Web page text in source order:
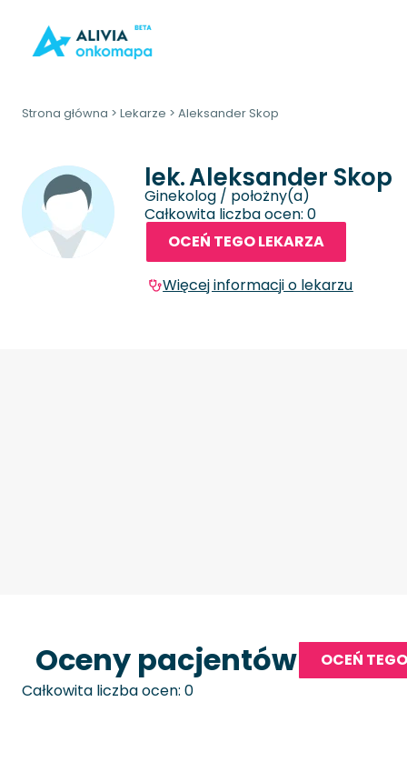
Strona główna > Lekarze > Aleksander Skop
lek.Aleksander Skop
Ginekolog / położny(a)
Całkowita liczba ocen: 0
OCEŃ TEGO LEKARZA
Więcej informacji o lekarzu
Oceny pacjentów
OCEŃ
Całkowita liczba ocen: 0